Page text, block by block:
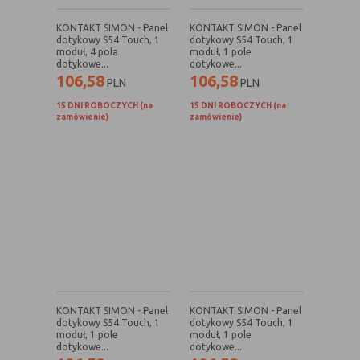
serwisu
w serwisie
Bezpieczeństwo
i niezawodność
serwisu
umożliwiają weryfikację
autentyczności oraz optymalizację
wydajności serwisu
Uwierzytelnianie umożliwiają informowanie gdy
usługi i zwiększać komfort
przeglądania stron
KONTAKT SIMON - Panel
dotykowy S54 Touch, 1
moduł, 4 pola
dotykowe...
106,58PLN
15 DNI ROBOCZYCH (na
zamówienie)
KONTAKT SIMON - Panel
dotykowy S54 Touch, 1
moduł, 1 pole
dotykowe...
106,58PLN
15 DNI ROBOCZYCH (na
zamówienie)
KONTAKT SIMON - Panel
dotykowy S54 Touch, 1
moduł, 1 pole
dotykowe...
KONTAKT SIMON - Panel
dotykowy S54 Touch, 1
moduł, 1 pole
dotykowe...